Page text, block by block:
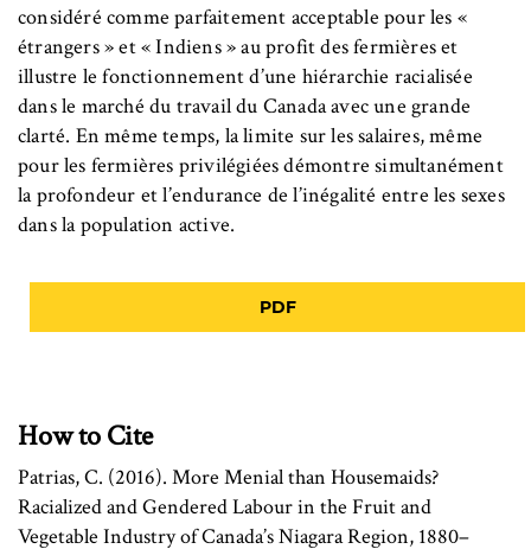
How to Cite
Patrias, C. (2016). More Menial than Housemaids?
Racialized and Gendered Labour in the Fruit and
Vegetable Industry of Canada’s Niagara Region, 1880–
considéré comme parfaitement acceptable pour les «
étrangers » et « Indiens » au profit des fermières et
illustre le fonctionnement d’une hiérarchie racialisée
dans le marché du travail du Canada avec une grande
clarté. En même temps, la limite sur les salaires, même
pour les fermières privilégiées démontre simultanément
la profondeur et l’endurance de l’inégalité entre les sexes
dans la population active.
PDF